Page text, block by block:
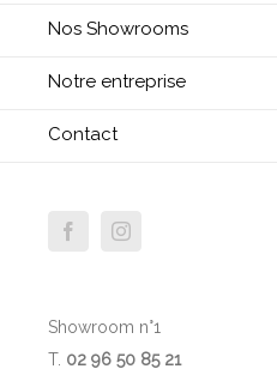
Nos Showrooms
Notre entreprise
Contact
FacebookInstagram
Showroom n°1
T. 02 96 50 85 21